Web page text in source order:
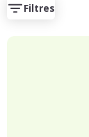
Filtres